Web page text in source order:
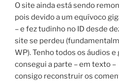
O site ainda está sendo
pois devido a um equívoco
– e fez tudinho no ID desde
site se perdeu
WP). Tenho todos os áudios
consegui a parte – em texto –
consigo reconstruir os